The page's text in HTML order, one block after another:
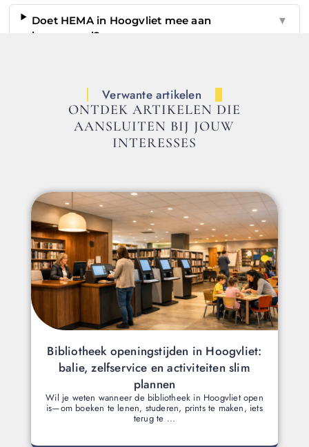
Doet HEMA in Hoogvliet mee aan
koopavond?
▼
Verwante artikelen
ONTDEK ARTIKELEN DIE
AANSLUITEN BIJ JOUW
INTERESSES
Bibliotheek openingstijden in Hoogvliet:
balie, zelfservice en activiteiten slim
plannen
Wil je weten wanneer de bibliotheek in Hoogvliet open
is—om boeken te lenen, studeren, prints te maken, iets
terug te ...